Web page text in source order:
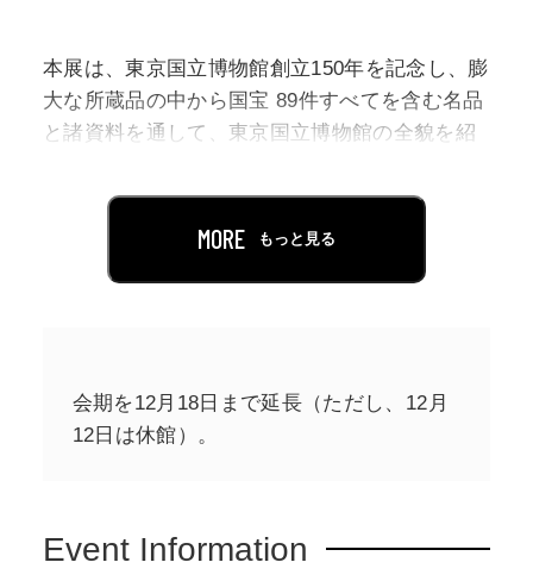
本展は、東京国立博物館創立150年を記念し、膨
大な所蔵品の中から国宝 89件すべてを含む名品
と諸資料を通して、東京国立博物館の全貌を紹
（予定）を展示します。
第１部「東京国立博物館の国宝」では、所蔵す
博物館の150年」では、日本の博物館の歴史とも
いえる東京国立博物館の150年を3期に分け、関
と、日本近代化の世相を反映した博物館の活動
MORE もっと見る
会期を12月18日まで延長（ただし、12月
12日は休館）。
Event Information